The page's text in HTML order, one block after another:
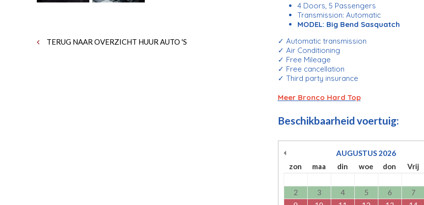
TERUG NAAR OVERZICHT HUUR AUTO 'S
4 Doors, 5 Passengers
Transmission: Automatic
MODEL: Big Bend Sasquatch
✓ Automatic transmission
✓ Air Conditioning
✓ Free Mileage
✓ Free cancellation
✓ Third party insurance
Meer Bronco Hard Top
Beschikbaarheid voertuig:
AUGUSTUS 2026
zon
maa din woe don Vrij
2
3 4 5 6 7